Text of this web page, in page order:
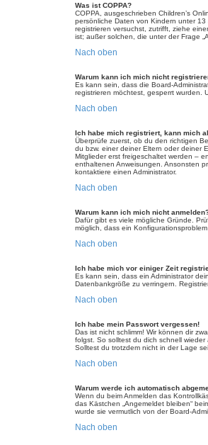
Was ist COPPA?
COPPA, ausgeschrieben Children’s
persönliche Daten von Kindern unter
registrieren versuchst, zutrifft, ziehe
ist; außer solchen, die unter der Frage
Nach oben
Warum kann ich mich nicht
Es kann sein, dass die Board-
registrieren möchtest, gesperrt wurden.
Nach oben
Ich habe mich registriert, kann mich
Überprüfe zuerst, ob du den richtigen
du bzw. einer deiner Eltern oder deiner
Mitglieder erst freigeschaltet werden –
enthaltenen Anweisungen. Ansonsten
kontaktiere einen Administrator.
Nach oben
Warum kann ich mich nicht
Dafür gibt es viele mögliche Gründe.
möglich, dass ein
Nach oben
Ich habe mich vor einiger Zeit
Es kann sein, dass ein Administrator
Datenbankgröße zu verringern.
Nach oben
Ich habe mein Passwort vergessen!
Das ist nicht schlimm! Wir können dir
folgst. So solltest du dich schnell wieder
Solltest du trotzdem nicht in der Lage
Nach oben
Warum werde ich automatisch
Wenn du beim Anmelden das
das Kästchen „Angemeldet bleiben“
wurde sie vermutlich von der Board-
Nach oben